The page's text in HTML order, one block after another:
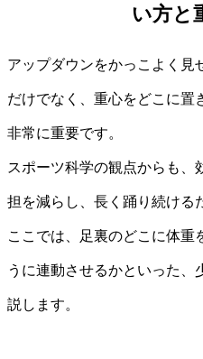
い方と
アップダウンをかっこよく見
だけでなく、重心をどこに置
非常に重要です。
スポーツ科学の観点からも、
担を減らし、長く踊り続ける
ここでは、足裏のどこに体重
うに連動させるかといった
説します。